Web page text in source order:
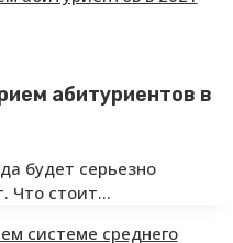
абитуриентов в
будет серьезно
Что стоит…